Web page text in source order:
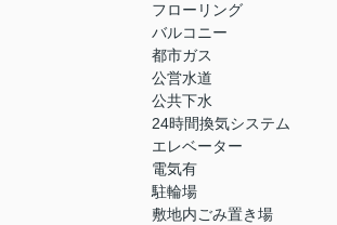
フローリング
バルコニー
都市ガス
公営水道
公共下水
24時間換気システム
エレベーター
電気有
駐輪場
敷地内ごみ置き場